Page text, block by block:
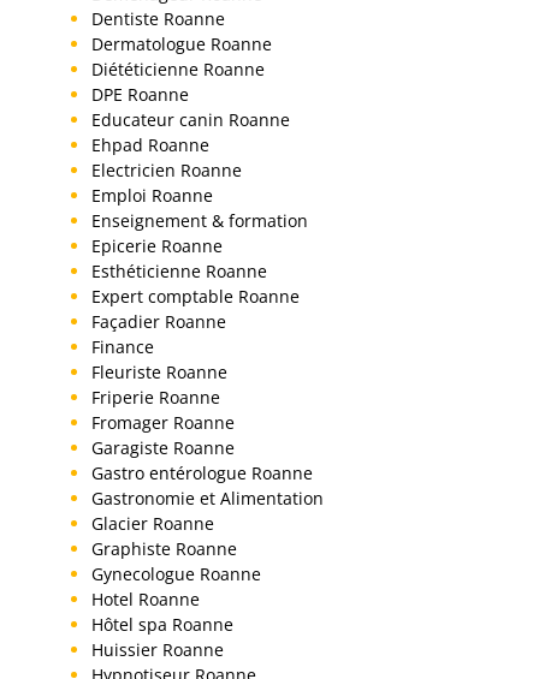
Dentiste Roanne
Dermatologue Roanne
Diététicienne Roanne
DPE Roanne
Educateur canin Roanne
Ehpad Roanne
Electricien Roanne
Emploi Roanne
Enseignement & formation
Epicerie Roanne
Esthéticienne Roanne
Expert comptable Roanne
Façadier Roanne
Finance
Fleuriste Roanne
Friperie Roanne
Fromager Roanne
Garagiste Roanne
Gastro entérologue Roanne
Gastronomie et Alimentation
Glacier Roanne
Graphiste Roanne
Gynecologue Roanne
Hotel Roanne
Hôtel spa Roanne
Huissier Roanne